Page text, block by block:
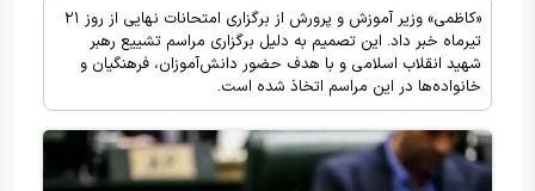
«کاظمی» وزیر آموزش و پرورش از برگزاری امتحانات نهایی از روز ۲۱
تیرماه خبر داد. این تصمیم به دلیل برگزاری مراسم تشییع رهبر
شهید انقلاب اسلامی و با هدف حضور دانش‌آموزان، فرهنگیان و
خانواده‌ها در این مراسم اتخاذ شده است.